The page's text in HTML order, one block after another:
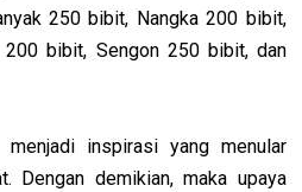
250 bibit, Nangka 200 bibit,
bibit, Sengon 250 bibit, dan
inspirasi yang menular
Dengan demikian, maka upaya